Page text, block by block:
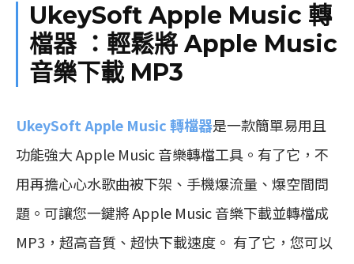
UkeySoft Apple Music 轉
檔器 ：輕鬆將 Apple Music
音樂下載 MP3
UkeySoft Apple Music 轉檔器是一款簡單易用且
功能強大 Apple Music 音樂轉檔工具。有了它，不
用再擔心心水歌曲被下架、手機爆流量、爆空間問
題。可讓您一鍵將 Apple Music 音樂下載並轉檔成
MP3，超高音質、超快下載速度。 有了它，您可以